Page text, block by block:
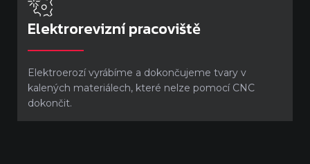
Elektrorevizní pracoviště
Elektroerozí vyrábíme a dokončujeme tvary v
kalených materiálech, které nelze pomocí CNC
dokončit.